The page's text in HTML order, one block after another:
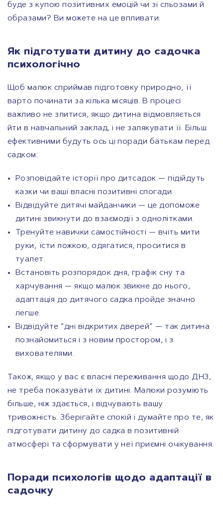
буде з купою позитивних емоцій чи зі сльозами й
образами? Ви можете на це впливати.
Як підготувати дитину до садочка
психологічно
Щоб малюк сприймав підготовку природно, її
варто починати за кілька місяців. В процесі
важливо не злитися, якщо дитина відмовляється
йти в навчальний заклад, і не залякувати її. Більш
ефективними будуть ось ці поради батькам перед
садком:
Розповідайте історії про дитсадок — підійдуть
казки чи ваші власні позитивні спогади.
Відвідуйте дитячі майданчики — це допоможе
дитині звикнути до взаємодії з однолітками.
Тренуйте навички самостійності — вчіть мити
руки, їсти ложкою, одягатися, проситися в
туалет.
Встановіть розпорядок дня, графік сну та
харчування — якщо малюк звикне до нього,
адаптація до дитячого садка пройде значно
легше.
Відвідуйте “дні відкритих дверей” — так дитина
познайомиться і з новим простором, і з
вихователями.
Також, якщо у вас є власні переживання щодо ДНЗ,
не треба показувати їх дитині. Малюки розуміють
більше, ніж здається, і відчувають вашу
тривожність. Зберігайте спокій і думайте про те, як
підготувати дитину до садка в позитивній
атмосфері та сформувати у неї приємні очікування.
Поради психологів щодо адаптації в
садочку